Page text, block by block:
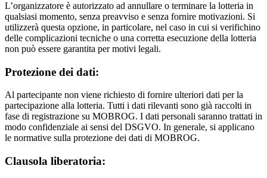
L’organizzatore è autorizzato ad annullare o terminare la lotteria in
qualsiasi momento, senza preavviso e senza fornire motivazioni. Si
utilizzerà questa opzione, in particolare, nel caso in cui si verifichino
delle complicazioni tecniche o una corretta esecuzione della lotteria
non può essere garantita per motivi legali.
Protezione dei dati:
Al partecipante non viene richiesto di fornire ulteriori dati per la
partecipazione alla lotteria. Tutti i dati rilevanti sono già raccolti in
fase di registrazione su MOBROG. I dati personali saranno trattati in
modo confidenziale ai sensi del DSGVO. In generale, si applicano
le normative sulla protezione dei dati di MOBROG.
Clausola liberatoria: